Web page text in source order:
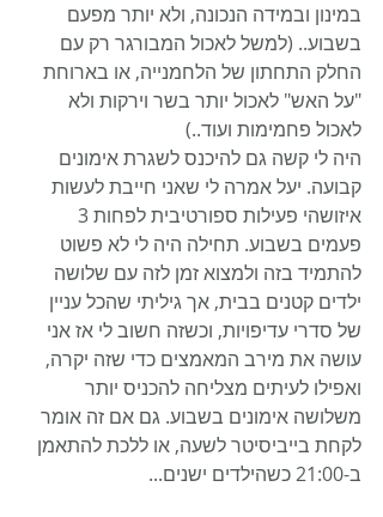
במינון ובמידה הנכונה, ולא יותר מפעם
בשבוע.. (למשל לאכול המבורגר רק עם
החלק התחתון של הלחמנייה, או בארוחת
"על האש" לאכול יותר בשר וירקות ולא
לאכול פחמימות ועוד..)
היה לי קשה גם להיכנס לשגרת אימונים
קבועה. יעל אמרה לי שאני חייבת לעשות
פעמים בשבוע. תחילה היה לי לא פשוט
להתמיד בזה ולמצוא זמן לזה עם שלושה
ילדים קטנים בבית, אך גיליתי שהכל עניין
של סדרי עדיפויות, וכשזה חשוב לי אז אני
עושה את מירב המאמצים כדי שזה יקרה,
ואפילו לעיתים מצליחה להכניס יותר
משלושה אימונים בשבוע. גם אם זה אומר
לקחת בייביסיטר לשעה, או ללכת להתאמן
ב-21:00 כשהילדים ישנים...